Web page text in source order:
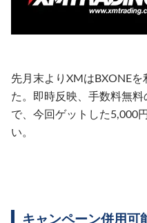
先月末よりXMはBXONE
た。即時反映、手数料無
で、今回ゲットした5,000
い。
キャンペーン併用可